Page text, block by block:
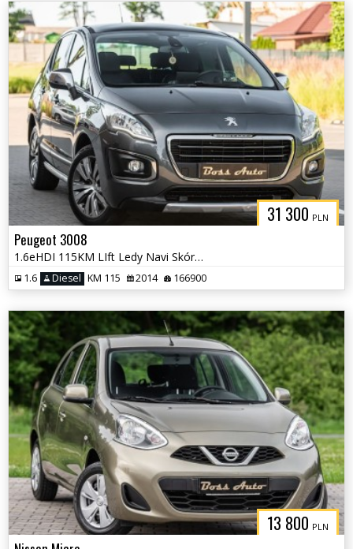
31 300 PLN
Peugeot 3008
1.6eHDI 115KM LIft Ledy Navi Skóra Panorama Automat Alu Pdc Serwis Ful
1.6 Diesel KM 115 2014 166900
13 800 PLN